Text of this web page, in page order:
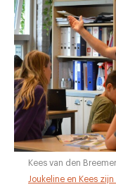
Kees van den
Joukeline en Kees